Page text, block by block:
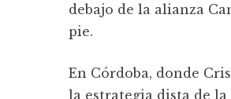
debajo de la alianza
pie.
En Córdoba, donde
la estrategia dista de